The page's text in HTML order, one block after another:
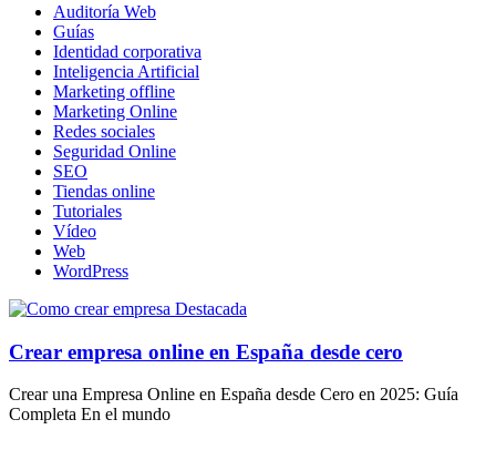
Auditoría Web
Guías
Identidad corporativa
Inteligencia Artificial
Marketing offline
Marketing Online
Redes sociales
Seguridad Online
SEO
Tiendas online
Tutoriales
Vídeo
Web
WordPress
Crear empresa online en España desde cero
Crear una Empresa Online en España desde Cero en 2025: Guía
Completa En el mundo